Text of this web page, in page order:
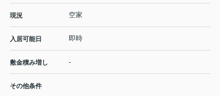
現況 空家
入居可能日 即時
敷金積み増し -
その他条件